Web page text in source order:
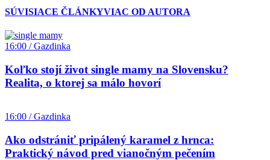
SÚVISIACE ČLÁNKYVIAC OD AUTORA
16:00 / Gazdinka
Koľko stojí život single mamy na Slovensku?
Realita, o ktorej sa málo hovorí
16:00 / Gazdinka
Ako odstrániť pripálený karamel z hrnca:
Praktický návod pred vianočným pečením